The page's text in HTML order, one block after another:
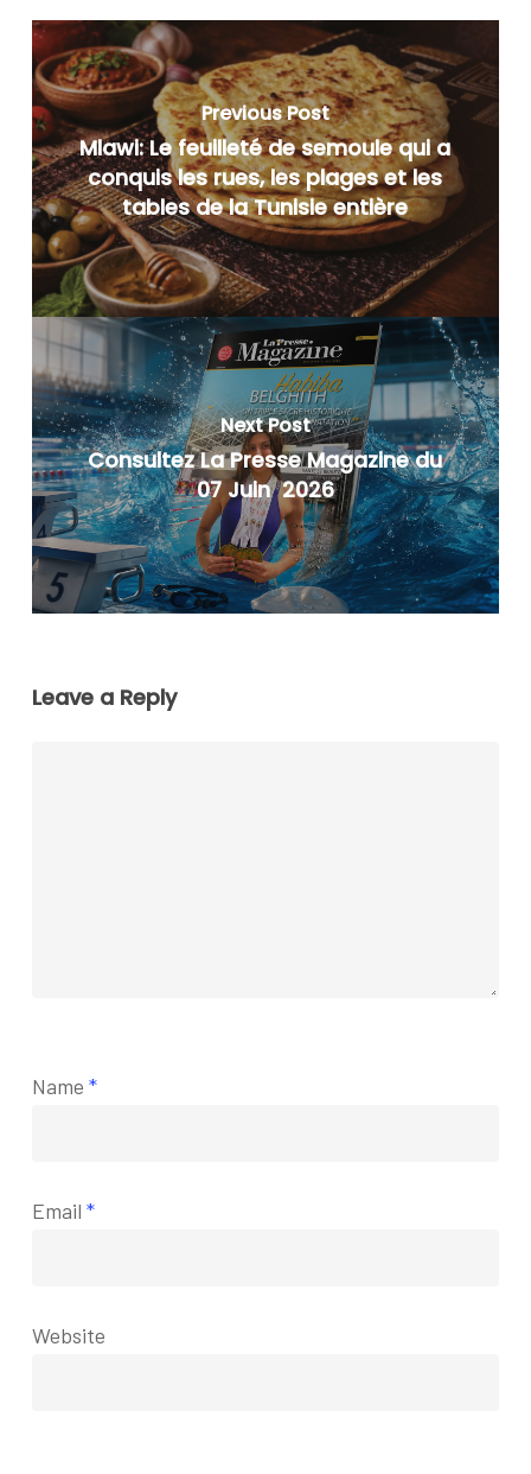
Previous Post
Mlawi: Le feuilleté de semoule qui a
conquis les rues, les plages et les
tables de la Tunisie entière
Next Post
Consultez La Presse Magazine du
07 Juin 2026
Leave a Reply
Name *
Email *
Website